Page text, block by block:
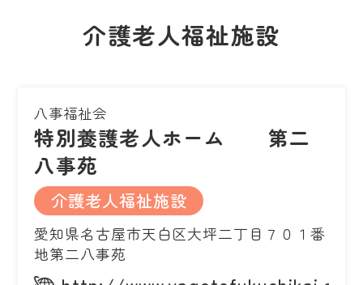
介護老人福祉施設
八事福祉会
特別養護老人ホーム 第二
八事苑
介護老人福祉施設
愛知県名古屋市天白区大坪二丁目７０１番
地第二八事苑